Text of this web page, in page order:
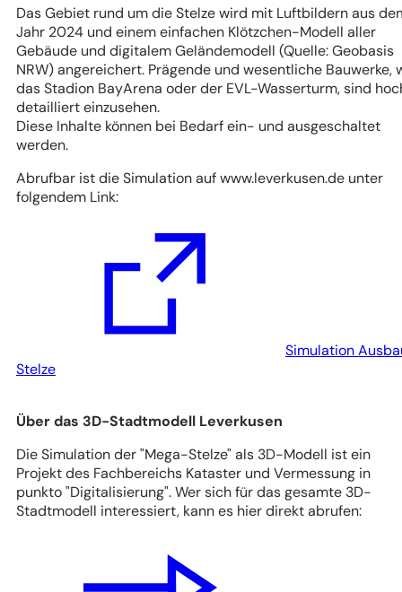
Das Gebiet rund um die Stelze wird mit Luftbildern aus
Jahr 2024 und einem einfachen Klötzchen-Modell aller
Gebäude und digitalem Geländemodell (Quelle: Geobasis
NRW) angereichert. Prägende und wesentliche Bauwerke,
das Stadion BayArena oder der EVL-Wasserturm, sind
detailliert einzusehen.
Diese Inhalte können bei Bedarf ein- und ausgeschaltet
werden.
Abrufbar ist die Simulation auf www.leverkusen.de unter
folgendem Link:
Simulation
Stelze
(Öffnet
neuen
Tab)
Über das 3D-Stadtmodell Leverkusen
Die Simulation der "Mega-Stelze" als 3D-Modell ist ein
Projekt des Fachbereichs Kataster und Vermessung in
punkto "Digitalisierung". Wer sich für das gesamte 3D-
Stadtmodell interessiert, kann es hier direkt abrufen: